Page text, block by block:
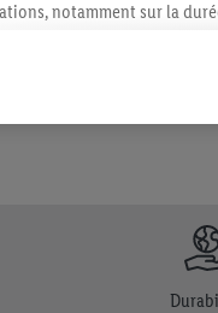
notamment sur la